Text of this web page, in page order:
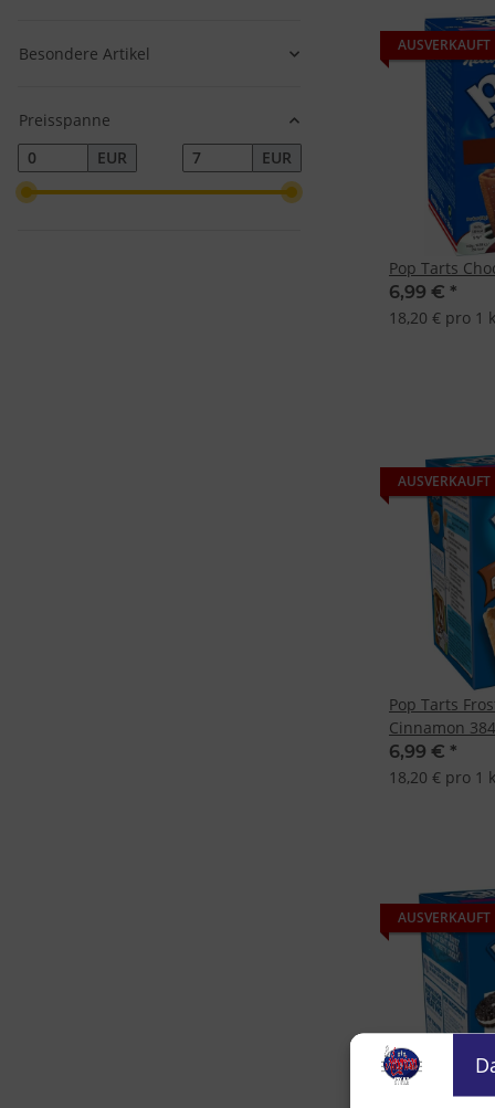
AUSVERKAUFT
Pop Tarts
6,99 € *
18,20 € pro 1
AUSVERKAUFT
Pop Tarts
Cinnamon
6,99 € *
18,20 € pro 1
AUSVERKAUFT
Besondere Artikel
Preisspanne
EUR
EUR